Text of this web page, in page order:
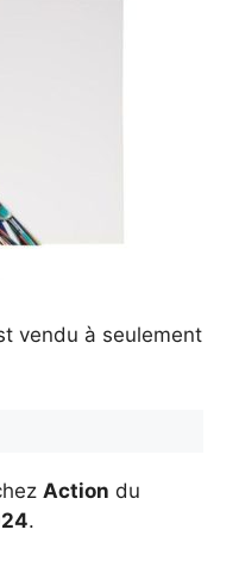
vendu à seulement
Action du
.